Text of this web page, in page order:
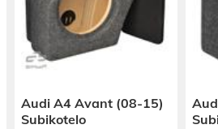
Audi A4 Avant (08-15)
Subikotelo